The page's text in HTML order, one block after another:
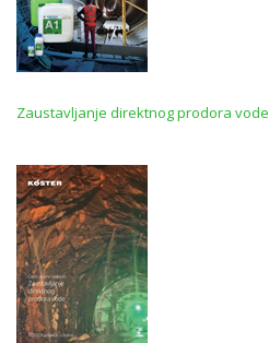
Zaustavljanje direktnog prodora vode